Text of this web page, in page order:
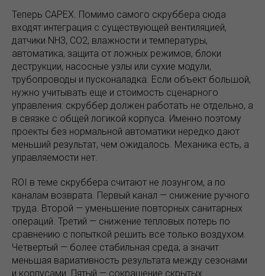
Теперь CAPEX. Помимо самого скруббера сюда
входят интеграция с существующей вентиляцией,
датчики NH3, CO2, влажности и температуры,
автоматика, защита от ложных режимов, блоки
деструкции, насосные узлы или сухие модули,
трубопроводы и пусконаладка. Если объект большой,
нужно учитывать еще и стоимость сценарного
управления: скруббер должен работать не отдельно, а
в связке с общей логикой корпуса. Именно поэтому
проекты без нормальной автоматики нередко дают
меньший результат, чем ожидалось. Механика есть, а
управляемости нет.
ROI в теме скруббера считают не лозунгом, а по
каналам возврата. Первый канал — снижение ручного
труда. Второй — уменьшение повторных санитарных
операций. Третий — снижение тепловых потерь по
сравнению с попыткой решить все только воздухом.
Четвертый — более стабильная среда, а значит
меньшая вариативность результата между сезонами
и корпусами. Пятый — сокращение скрытых